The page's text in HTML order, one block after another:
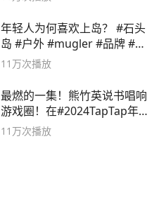
年轻人为何喜欢上岛？ #石头
岛 #户外 #mugler #品牌 #足
球流氓
11万次播放
最燃的一集！熊竹英说书唱响
游戏圈！在#2024TapTap年
度游戏大赏
11万次播放